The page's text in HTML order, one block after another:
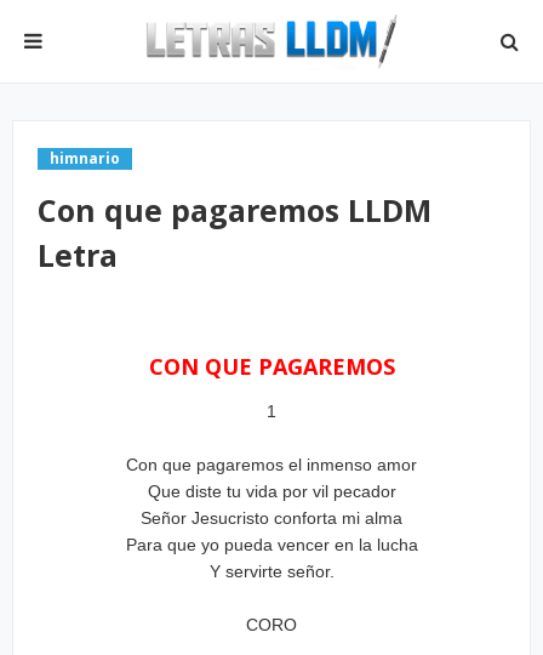
himnario
Con que pagaremos LLDM
Letra
CON QUE PAGAREMOS
1
Con que pagaremos el inmenso amor
Que diste tu vida por vil pecador
Señor Jesucristo conforta mi alma
Para que yo pueda vencer en la lucha
Y servirte señor.
CORO